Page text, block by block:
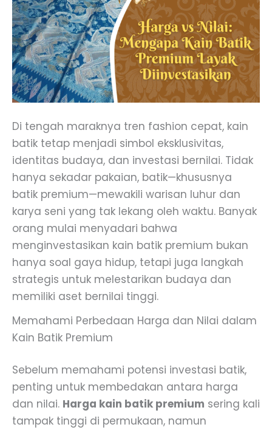
Di tengah maraknya tren fashion cepat, kain
batik tetap menjadi simbol eksklusivitas,
identitas budaya, dan investasi bernilai. Tidak
hanya sekadar pakaian, batik—khususnya
batik premium—mewakili warisan luhur dan
karya seni yang tak lekang oleh waktu. Banyak
orang mulai menyadari bahwa
menginvestasikan kain batik premium bukan
hanya soal gaya hidup, tetapi juga langkah
strategis untuk melestarikan budaya dan
memiliki aset bernilai tinggi.
Memahami Perbedaan Harga dan Nilai dalam
Kain Batik Premium
Sebelum memahami potensi investasi batik,
penting untuk membedakan antara harga
dan nilai. Harga kain batik premium sering kali
tampak tinggi di permukaan, namun